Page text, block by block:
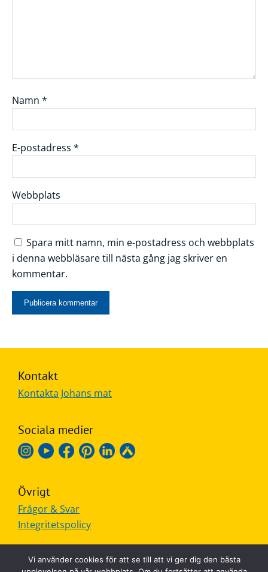
Namn *
E-postadress *
Webbplats
Spara mitt namn, min e-postadress och webbplats
i denna webbläsare till nästa gång jag skriver en
kommentar.
Kontakt
Kontakta Johans mat
Sociala medier
Övrigt
Frågor & Svar
Integritetspolicy
Vi använder cookies för att se till att vi ger dig den bästa